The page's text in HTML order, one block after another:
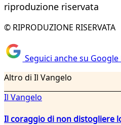
riproduzione riservata
© RIPRODUZIONE RISERVATA
Seguici anche su
Altro di Il Vangelo
Il Vangelo
Il coraggio di non distogliere